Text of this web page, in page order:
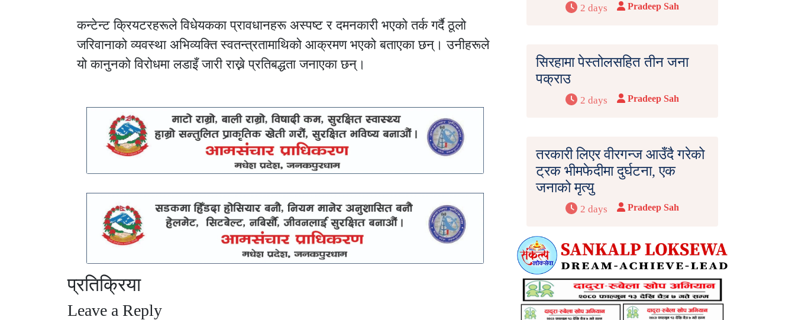
कन्टेन्ट क्रियटरहरूले विधेयकका प्रावधानहरू अस्पष्ट र दमनकारी भएको तर्क गर्दै ठूलो
जरिवानाको व्यवस्था अभिव्यक्ति स्वतन्त्रतामाथिको आक्रमण भएको बताएका छन्। उनीहरूले
यो कानुनको विरोधमा लडाइँ जारी राख्ने प्रतिबद्धता जनाएका छन्।
प्रतिक्रिया
Leave a Reply
2 days Pradeep Sah
सिरहामा पेस्तोलसहित तीन जना
पक्राउ
2 days Pradeep Sah
तरकारी लिएर वीरगन्ज आउँदै गरेको
ट्रक भीमफेदीमा दुर्घटना, एक
जनाको मृत्यु
2 days Pradeep Sah